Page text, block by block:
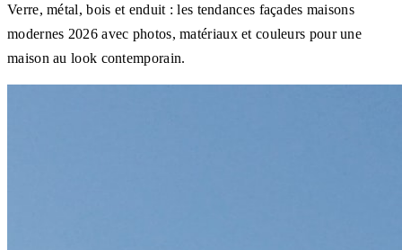
Verre, métal, bois et enduit : les tendances façades maisons
modernes 2026 avec photos, matériaux et couleurs pour une
maison au look contemporain.